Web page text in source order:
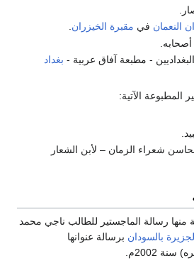
النعمان في مقبرة الخيزران.
- مطبعة آفاق عربية - بغداد
الآتية:
شعراء الزمان – لأبن الشعار
رسالة الماجستير للطالب ناجي محمد
بالسودان برسالة عنوانها
2002م.